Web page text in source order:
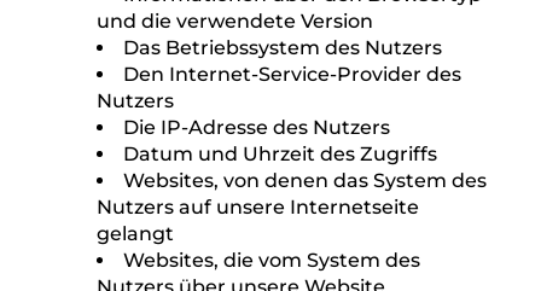
Website und Erstellung
von Logfiles
1. Beschreibung und Umfang der
Datenverarbeitung
Bei jedem Aufruf unserer Internetseite
erfasst unser System automatisiert Daten
und Informationen vom Computersystem
des aufrufenden Rechners.